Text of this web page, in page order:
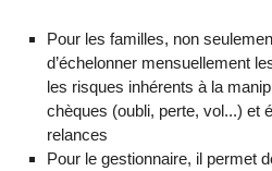
Pour les familles, non
d’échelonner mensuellement
les risques inhérents à la
chèques (oubli, perte, vol...) et
relances
Pour le gestionnaire, il permet